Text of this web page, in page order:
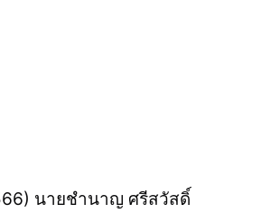
นายชำนาญ ศรีสวัสดิ์